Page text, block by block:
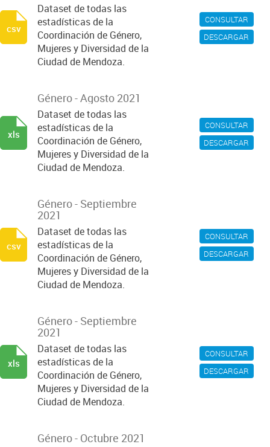
CONSULTAR
DESCARGAR
Dataset de todas las
estadísticas de la
Coordinación de Género,
Mujeres y Diversidad de la
Ciudad de Mendoza.
csv
CONSULTAR
DESCARGAR
Género - Agosto 2021
Dataset de todas las
estadísticas de la
Coordinación de Género,
Mujeres y Diversidad de la
Ciudad de Mendoza.
xls
CONSULTAR
DESCARGAR
Género - Septiembre
2021
Dataset de todas las
estadísticas de la
Coordinación de Género,
Mujeres y Diversidad de la
Ciudad de Mendoza.
csv
CONSULTAR
DESCARGAR
Género - Septiembre
2021
Dataset de todas las
estadísticas de la
Coordinación de Género,
Mujeres y Diversidad de la
Ciudad de Mendoza.
xls
Género - Octubre 2021